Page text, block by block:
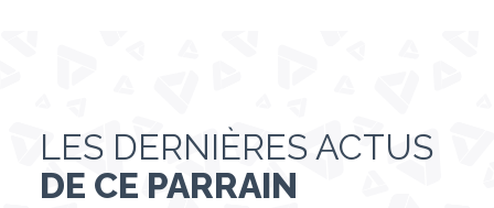
LES DERNIÈRES ACTUS
DE CE PARRAIN